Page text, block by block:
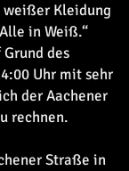
Kleidung
in Weiß.“
Grund des
Uhr mit sehr
der Aachener
rechnen.
Straße in